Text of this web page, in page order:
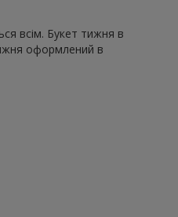
всім. Букет тижня в
оформлений в